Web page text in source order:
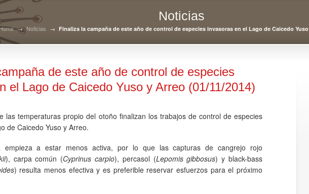
Noticias
→ Noticias → Finaliza la campaña de este año de control de especies invasoras en el Lago de Caicedo Yuso
de este año de control de especies
el Lago de Caicedo Yuso y Arreo (01/11/2014)
las temperaturas propio del otoño finalizan los trabajos de control de especies
de Caicedo Yuso y Arreo.
empieza a estar menos activa, por lo que las capturas de cangrejo rojo
), carpa común (Cyprinus carpio), percasol (Lepomis gibbosus) y black-bass
) resulta menos efectiva y es preferible reservar esfuerzos para el próximo